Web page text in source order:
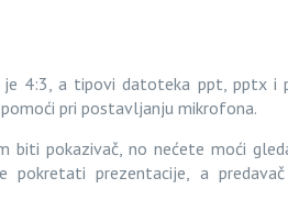
4:3, a tipovi datoteka ppt, pptx i
pri postavljanju mikrofona.
biti pokazivač, no nećete moći
pokretati prezentacije, a